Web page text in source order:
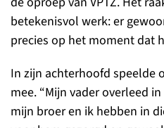
betekenisvol werk: er
precies op het moment dat
In zijn achterhoofd speelde
mee. “Mijn vader overleed
mijn broer en ik hebben in